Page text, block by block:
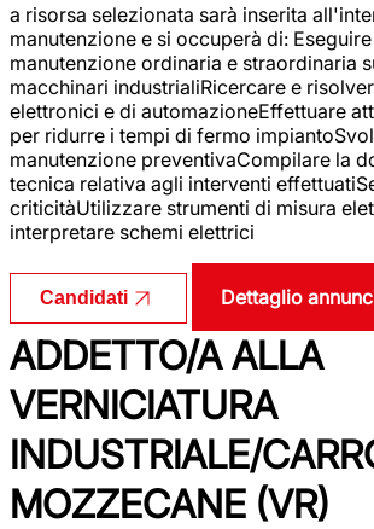
a risorsa selezionata sarà inserita
manutenzione e si occuperà di:
manutenzione ordinaria e straordinaria
macchinari industrialiRicercare e
elettronici e di automazioneEffettuare
per ridurre i tempi di fermo
manutenzione preventivaCompilare la
tecnica relativa agli interventi
criticitàUtilizzare strumenti di misura
interpretare schemi elettrici
Candidati Dettaglio
ADDETTO/A ALLA
VERNICIATURA
INDUSTRIALE/
MOZZECANE (VR)